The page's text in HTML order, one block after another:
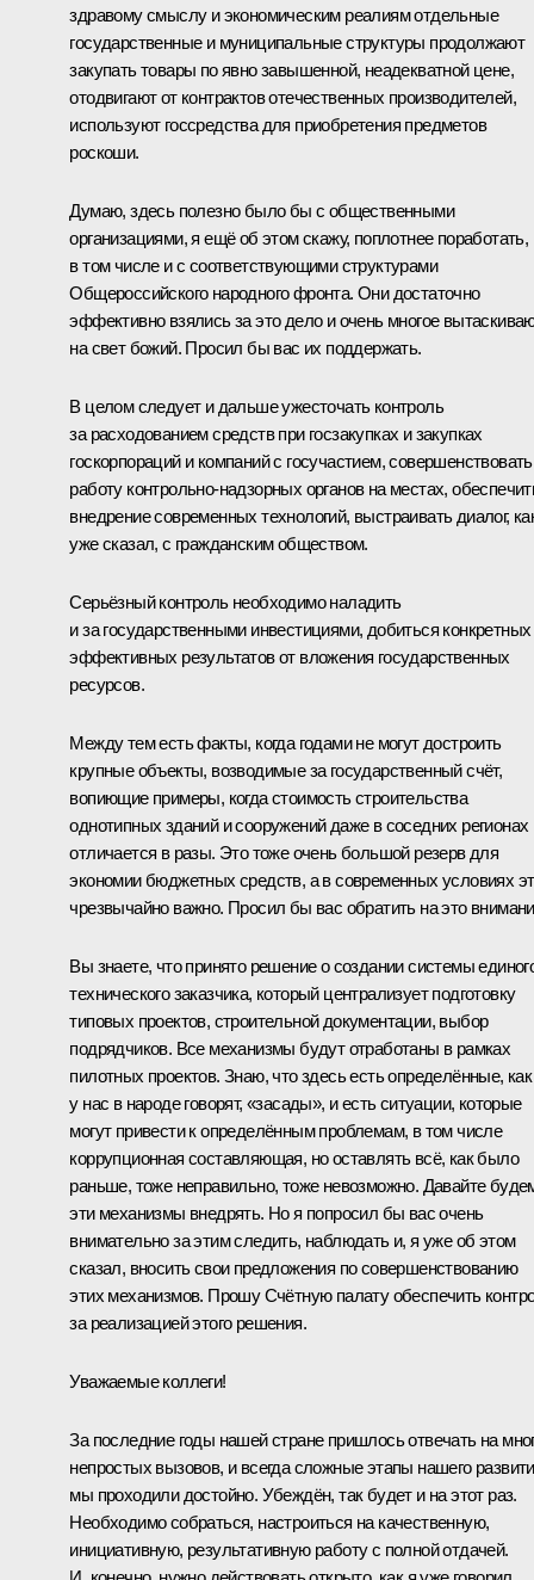
здравому смыслу и экономическим реалиям отдельные
государственные и муниципальные структуры продолжают
закупать товары по явно завышенной, неадекватной цене,
отодвигают от контрактов отечественных производителей,
используют госсредства для приобретения предметов
роскоши.
Думаю, здесь полезно было бы с общественными
организациями, я ещё об этом скажу, поплотнее поработать,
в том числе и с соответствующими структурами
Общероссийского народного фронта. Они достаточно
эффективно взялись за это дело и очень многое
на свет божий. Просил бы вас их поддержать.
В целом следует и дальше ужесточать контроль
за расходованием средств при госзакупках и закупках
госкорпораций и компаний с госучастием, совершенствовать
работу контрольно-надзорных органов на местах,
внедрение современных технологий, выстраивать диалог,
уже сказал, с гражданским обществом.
Серьёзный контроль необходимо наладить
и за государственными инвестициями, добиться конкретных
эффективных результатов от вложения государственных
ресурсов.
Между тем есть факты, когда годами не могут достроить
крупные объекты, возводимые за государственный счёт,
вопиющие примеры, когда стоимость строительства
однотипных зданий и сооружений даже в соседних регионах
отличается в разы. Это тоже очень большой резерв для
экономии бюджетных средств, а в современных условиях
чрезвычайно важно. Просил бы вас обратить на это
Вы знаете, что принято решение о создании системы
технического заказчика, который централизует подготовку
типовых проектов, строительной документации, выбор
подрядчиков. Все механизмы будут отработаны в рамках
пилотных проектов. Знаю, что здесь есть определённые, как
у нас в народе говорят, «засады», и есть ситуации, которые
могут привести к определённым проблемам, в том числе
коррупционная составляющая, но оставлять всё, как было
раньше, тоже неправильно, тоже невозможно. Давайте
эти механизмы внедрять. Но я попросил бы вас очень
внимательно за этим следить, наблюдать и, я уже об этом
сказал, вносить свои предложения по совершенствованию
этих механизмов. Прошу Счётную палату обеспечить
за реализацией этого решения.
Уважаемые коллеги!
За последние годы нашей стране пришлось отвечать на
непростых вызовов, и всегда сложные этапы нашего
мы проходили достойно. Убеждён, так будет и на этот раз.
Необходимо собраться, настроиться на качественную,
инициативную, результативную работу с полной отдачей.